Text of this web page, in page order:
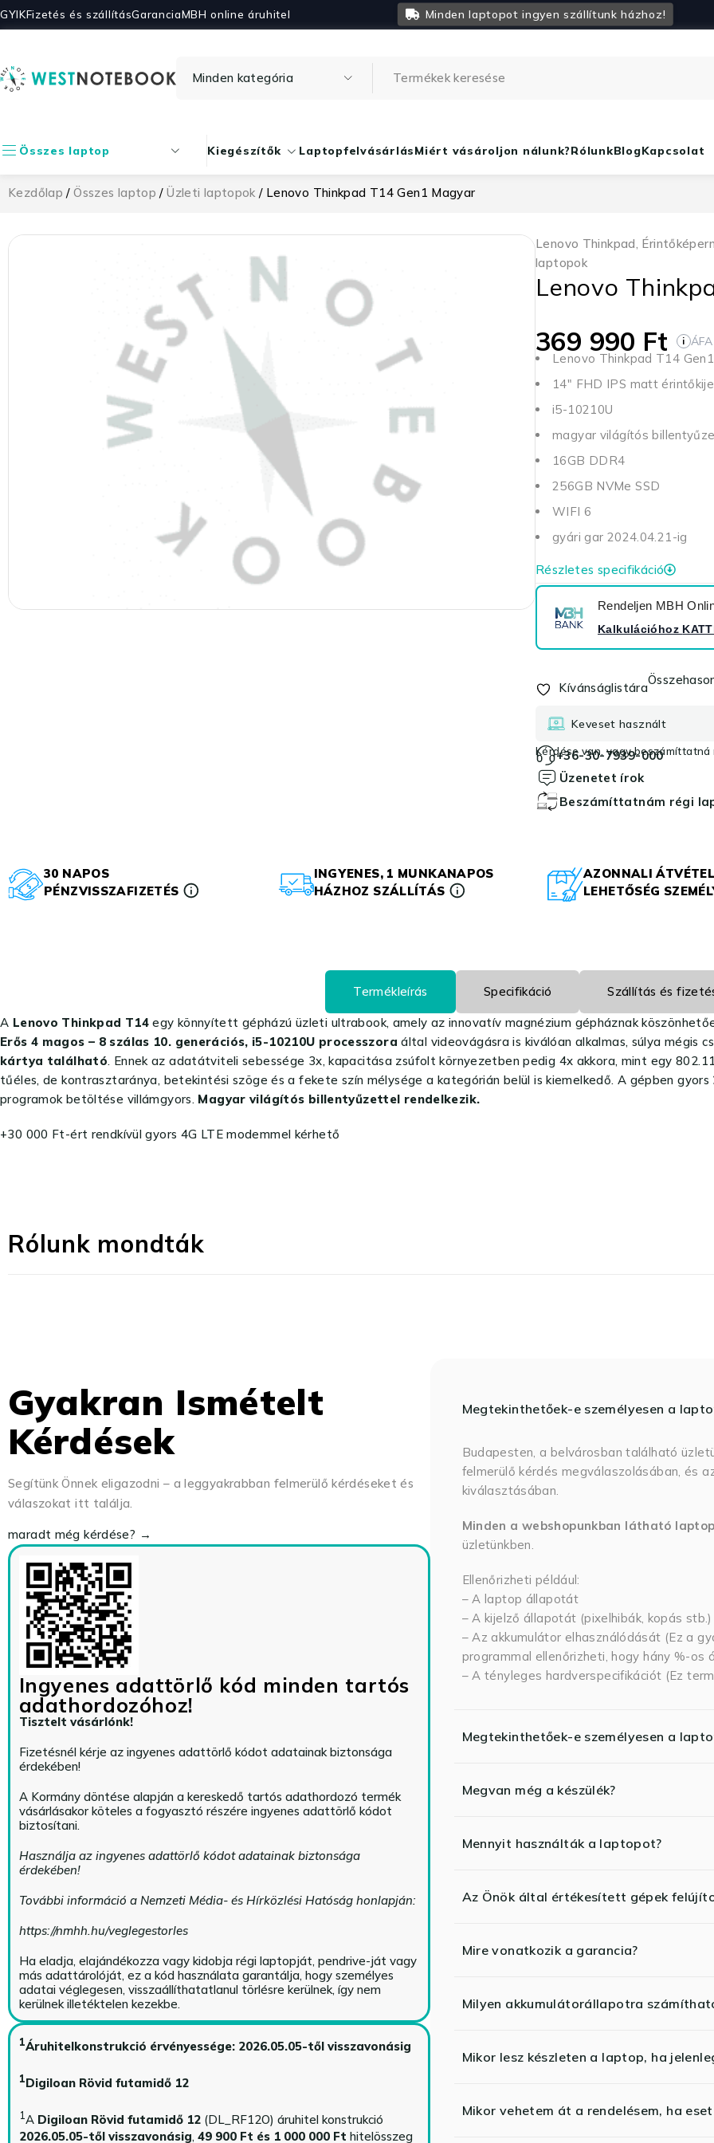
GYIKFizetés és szállításGarancia Minden laptopot ingyen szállítunk házhoz!
MBH online áruhitel
Összes laptop Kiegészítők LaptopfelvásárlásMiért vásároljon nálunk?RólunkBlogKapcsolat
Kezdőlap /Összes laptop /Üzleti laptopok / Lenovo Thinkpad T14 Gen1 Magyar
Lenovo Thinkpad,
laptopok
Lenovo
369 990 Ft i ÁFA
Lenovo Thinkpad T14 Gen1
14" FHD IPS matt
i5-10210U
magyar világítós
16GB DDR4
256GB NVMe SSD
WIFI 6
gyári gar 2024.04.21-ig
Részletes specifikáció
Rendeljen MBH
Kalkulációhoz
Kívánságlistára
Keveset használt
Kérdése van, vagy
+36-30-7939-000
Üzenetet írok
Beszámíttatnám régi
30 NAPOS
PÉNZVISSZAFIZETÉS
INGYENES, 1 MUNKANAPOS
HÁZHOZ SZÁLLÍTÁS
AZONNALI
LEHETŐSÉG
Termékleírás Specifikáció Szállítás és
A Lenovo Thinkpad T14egy könnyített gépházú üzleti ultrabook, amely az innovatív magnézium gépháznak
Erős 4 magos – 8 szálas 10. generációs, i5-10210U processzora által videovágásra is kiválóan alkalmas, súlya mégis
kártya található. Ennek az adatátviteli sebessége 3x, kapacitása zsúfolt környezetben pedig 4x akkora, mint egy
tűéles, de kontrasztaránya, betekintési szöge és a fekete szín mélysége a kategórián belül is kiemelkedő. A gépben gyors
programok betöltése villámgyors. Magyar világítós billentyűzettel rendelkezik.
+30 000 Ft-ért rendkívül gyors 4G LTE modemmel kérhető
Rólunk mondták
Gyakran Ismételt
Kérdések
Segítünk Önnek eligazodni – a leggyakrabban felmerülő kérdéseket és
válaszokat itt találja.
maradt még kérdése? →
Ingyenes adattörlő kód minden tartós
adathordozóhoz!
Tisztelt vásárlónk!
Fizetésnél kérje az ingyenes adattörlő kódot adatainak biztonsága
érdekében!
A Kormány döntése alapján a kereskedő tartós adathordozó termék
vásárlásakor köteles a fogyasztó részére ingyenes adattörlő kódot
biztosítani.
Használja az ingyenes adattörlő kódot adatainak biztonsága
érdekében!
További információ a Nemzeti Média- és Hírközlési Hatóság honlapján:
https://nmhh.hu/veglegestorles
Ha eladja, elajándékozza vagy kidobja régi laptopját, pendrive-ját vagy
más adattárolóját, ez a kód használata garantálja, hogy személyes
adatai véglegesen, visszaállíthatatlanul törlésre kerülnek, így nem
kerülnek illetéktelen kezekbe.
1Áruhitelkonstrukció érvényessége: 2026.05.05-től visszavonásig
1Digiloan Rövid futamidő 12
1A Digiloan Rövid futamidő 12(DL_RF12O) áruhitel konstrukció
2026.05.05-től visszavonásig, 49 900 Ft és 1 000 000 Ft hitelösszeg
Megtekinthetőek-e személyesen a
Budapesten, a belvárosban található
felmerülő kérdés megválaszolásában, és
kiválasztásában.
Minden a webshopunkban látható
üzletünkben.
Ellenőrizheti például:
– A laptop állapotát
– A kijelző állapotát (pixelhibák, kopás stb.)
– Az akkumulátor elhasználódását (Ez a
programmal ellenőrizheti, hogy hány %-
– A tényleges hardverspecifikációt (Ez
Megtekinthetőek-e személyesen a
Megvan még a készülék?
Mennyit használták a laptopot?
Az Önök által értékesített gépek
Mire vonatkozik a garancia?
Milyen akkumulátorállapotra
Mikor lesz készleten a laptop, ha
Mikor vehetem át a rendelésem, ha